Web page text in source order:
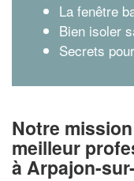
La fenêtre
Bien isoler
Secrets
Notre
meilleur
à Arpajon-